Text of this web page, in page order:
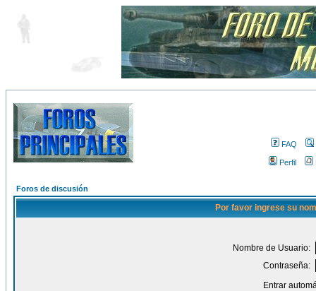
FAQ
Perfil
Foros de discusión
Por favor ingrese su
Nombre de Usuario:
Contraseña:
Entrar